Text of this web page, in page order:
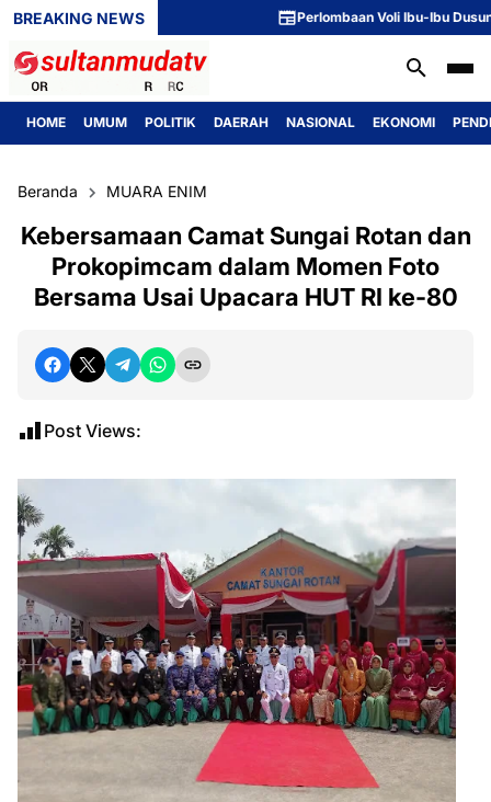
BREAKING NEWS Perlombaan Voli Ibu-Ibu Dusun 1
HOME UMUM POLITIK DAERAH NASIONAL EKONOMI
Beranda MUARA ENIM
Kebersamaan Camat Sungai Rotan dan
Prokopimcam dalam Momen Foto
Bersama Usai Upacara HUT RI ke-80
Post Views: